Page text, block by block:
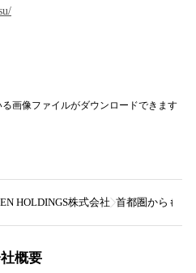
画像ファイルがダウンロードできます
HOLDINGS株式会社 首都圏からも好
概要